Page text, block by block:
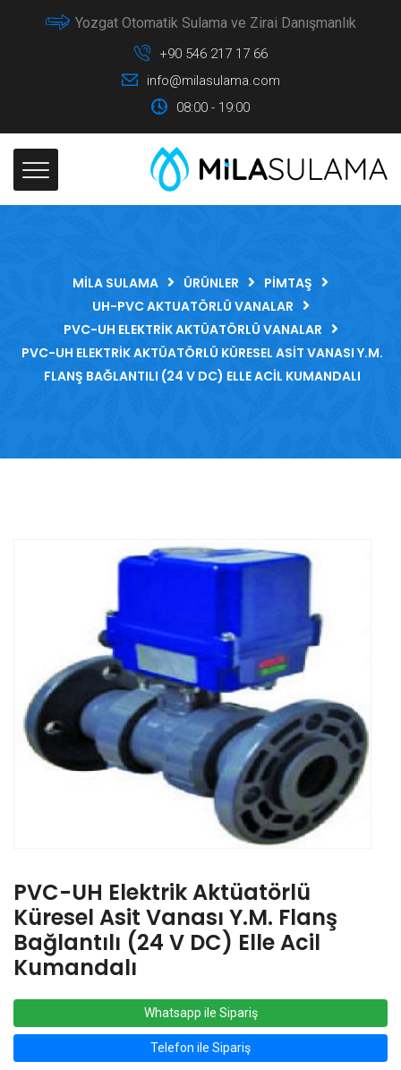
Yozgat Otomatik Sulama ve Zirai Danışmanlık
+90 546 217 17 66
info@milasulama.com
08:00 - 19:00
MILA SULAMA ÜRÜNLER
PIMTAŞ
UH-PVC AKTUATÖRLÜ VANALAR
PVC-UH ELEKTRIK AKTÜATÖRLÜ VANALAR
PVC-UH ELEKTRIK AKTÜATÖRLÜ KÜRESEL ASIT VANASI Y.M.
FLANŞ BAĞLANTILI (24 V DC) ELLE ACIL KUMANDALI
PVC-UH Elektrik Aktüatörlü
Küresel Asit Vanası Y.M. Flanş
Bağlantılı (24 V DC) Elle Acil
Kumandalı
Whatsapp ile Sipariş
Telefon ile Sipariş